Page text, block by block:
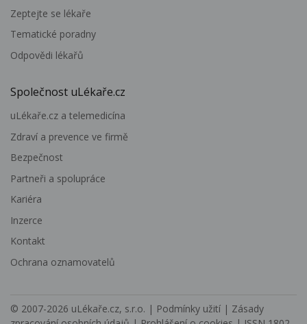
Zeptejte se lékaře
Tematické poradny
Odpovědi lékařů
Společnost uLékaře.cz
uLékaře.cz a telemedicína
Zdraví a prevence ve firmě
Bezpečnost
Partneři a spolupráce
Kariéra
Inzerce
Kontakt
Ochrana oznamovatelů
© 2007-2026 uLékaře.cz, s.r.o. | Podmínky užití | Zásady